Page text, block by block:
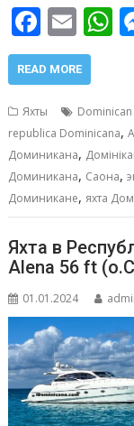
F
ac
e
b
o
o
k
E
m
ai
l
h
s
A
p
p
READ MORE
Яхты
republica Dominicana,
Доминикана,
Доминикана, Саона,
Доминикане, яхта
Яхта в
Alena 56 ft
01.01.2024